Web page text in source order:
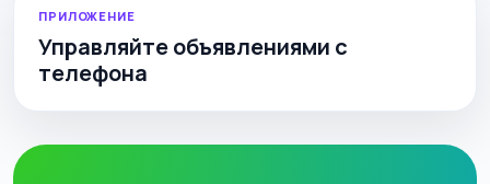
ПРИЛОЖЕНИЕ
Управляйте объявлениями с
телефона